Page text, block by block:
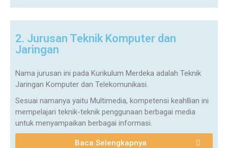
2. Jurusan Teknik Komputer dan
Jaringan
Nama jurusan ini pada Kurikulum Merdeka adalah Teknik
Jaringan Komputer dan Telekomunikasi.
Sesuai namanya yaitu Multimedia, kompetensi keahllian ini
mempelajari teknik-teknik penggunaan berbagai media
untuk menyampaikan berbagai informasi.
Baca Selengkapnya